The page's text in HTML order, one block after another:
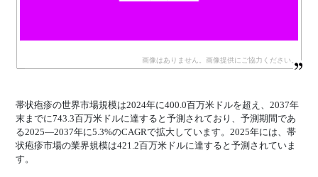
帯状疱疹の世界市場規模は2024年に400.0百万米ドルを超え、2037年
末までに743.3百万米ドルに達すると予測されており、予測期間であ
る2025―2037年に5.3%のCAGRで拡大しています。2025年には、帯
状疱疹市場の業界規模は421.2百万米ドルに達すると予測されていま
す。